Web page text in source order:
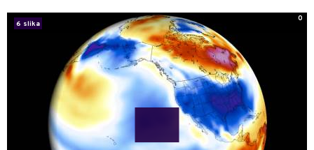
6 slika
0